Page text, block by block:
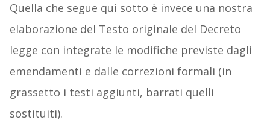
Quella che segue qui sotto è invece una nostra
elaborazione del Testo originale del Decreto
legge con integrate le modifiche previste dagli
emendamenti e dalle correzioni formali (in
grassetto i testi aggiunti, barrati quelli
sostituiti).